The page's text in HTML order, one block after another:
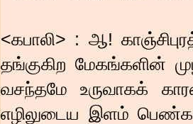
<கபாலி> : ஆ!
தங்குகிற மேகங்களின்
வசந்தமே உருவாகக்
எழிலுடைய இளம்